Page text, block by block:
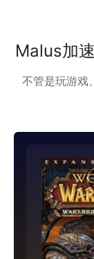
Malus加
不管是玩游戏